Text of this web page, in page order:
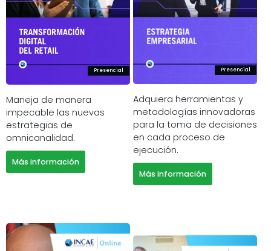
Presencial
Maneja de manera
impecable las nuevas
estrategias de
omnicanalidad.
Más información
Presencial
Adquiera herramientas y
metodologías innovadoras
para la toma de decisiones
en cada proceso de
ejecución.
Más información